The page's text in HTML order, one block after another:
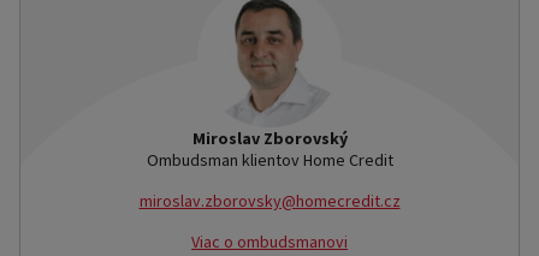
Miroslav Zborovský
Ombudsman klientov Home Credit
miroslav.zborovsky@homecredit.cz
Viac o ombudsmanovi